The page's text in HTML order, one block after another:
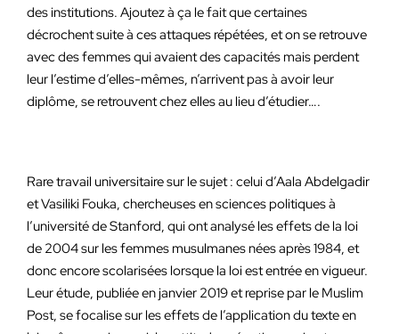
des institutions. Ajoutez à ça le fait que certaines
décrochent suite à ces attaques répétées, et on se retrouve
avec des femmes qui avaient des capacités mais perdent
leur l’estime d’elles-mêmes, n’arrivent pas à avoir leur
diplôme, se retrouvent chez elles au lieu d’étudier….
Rare travail universitaire sur le sujet : celui d’Aala Abdelgadir
et Vasiliki Fouka, chercheuses en sciences politiques à
l’université de Stanford, qui ont analysé les effets de la loi
de 2004 sur les femmes musulmanes nées après 1984, et
donc encore scolarisées lorsque la loi est entrée en vigueur.
Leur étude, publiée en janvier 2019 et reprise par le Muslim
Post, se focalise sur les effets de l’application du texte en